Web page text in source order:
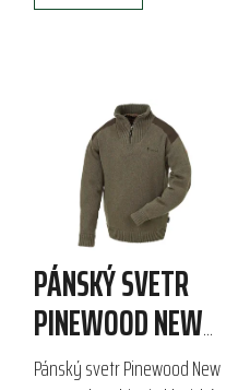
PÁNSKÝ SVETR
PINEWOOD NEW
STORMY
Pánský svetr Pinewood New